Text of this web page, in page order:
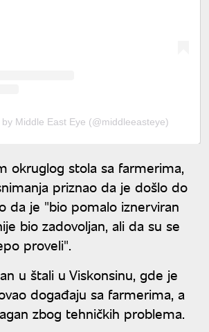
Middle East Eye (@middleeasteye)
okruglog stola sa farmerima,
priznao da je došlo do
da je "bio pomalo iznerviran
bio zadovoljan, ali da su se
proveli".
u štali u Viskonsinu, gde je
događaju sa farmerima, a
zbog tehničkih problema.